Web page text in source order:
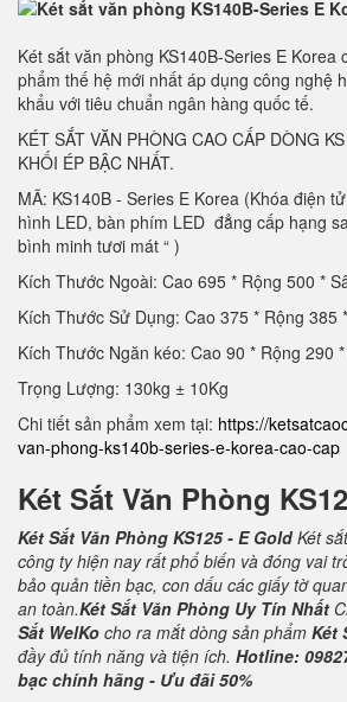
Két sắt văn phòng KS140B-Series E Korea
phẩm thế hệ mới nhất áp dụng công nghệ
khẩu với tiêu chuẩn ngân hàng quốc tế.
KÉT SẮT VĂN PHÒNG CAO CẤP DÒNG
KHỐI ÉP BẬC NHẤT.
MÃ: KS140B - Series E Korea (Khóa điện
hình LED, bàn phím LED đẳng cấp hạng
bình minh tươi mát “ )
Kích Thước Ngoài: Cao 695 * Rộng 500 *
Kích Thước Sử Dụng: Cao 375 * Rộng 385
Kích Thước Ngăn kéo: Cao 90 * Rộng 290
Trọng Lượng: 130kg ± 10Kg
Chi tiết sản phẩm xem tại: https://
van-phong-ks140b-series-e-korea-cao-cap
Két Sắt Văn Phòng
Két Sắt Văn Phòng KS125 - E GoldKét
công ty hiện nay rất phổ biến và đóng vai
bảo quản tiền bạc, con dấu các giấy tờ
an toàn.Két Sắt Văn Phòng Uy Tín Nhất
Sắt WelKo cho ra mắt dòng sản phẩm Két
đầy đủ tính năng và tiện ích. Hotline:
bạc chính hãng - Ưu đãi 50%